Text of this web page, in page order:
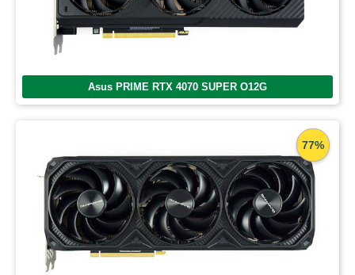
Asus PRIME RTX 4070 SUPER O12G
77%